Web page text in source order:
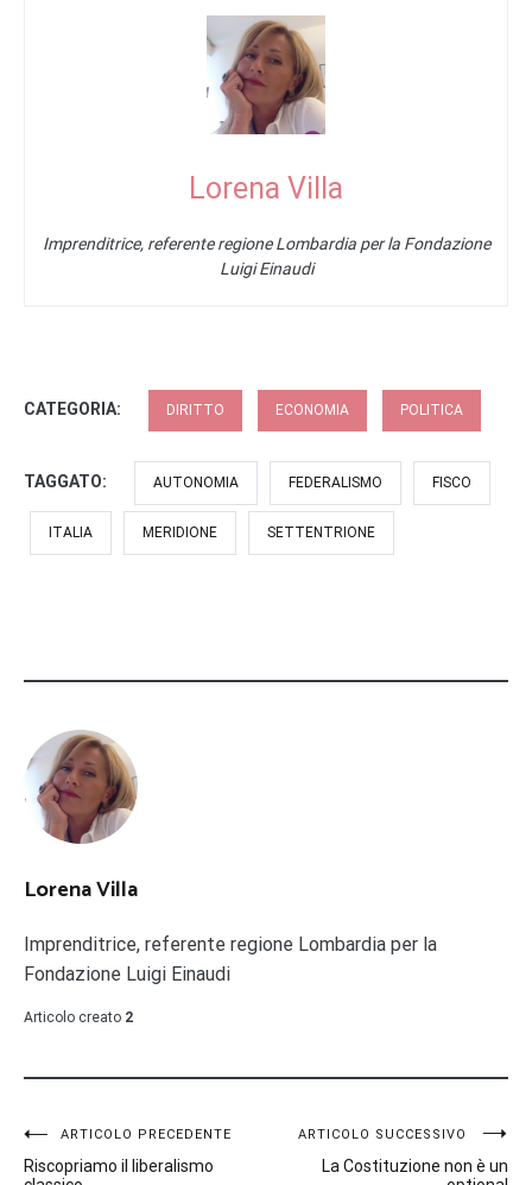
Lorena Villa
Imprenditrice, referente regione Lombardia per la Fondazione
Luigi Einaudi
CATEGORIA: DIRITTO ECONOMIA POLITICA
TAGGATO: AUTONOMIA FEDERALISMO FISCO
ITALIA MERIDIONE SETTENTRIONE
Lorena Villa
Imprenditrice, referente regione Lombardia per la
Fondazione Luigi Einaudi
Articolo creato 2
Navigazione
ARTICOLO PRECEDENTE
Riscopriamo il liberalismo
ARTICOLO SUCCESSIVO
La Costituzione non è un